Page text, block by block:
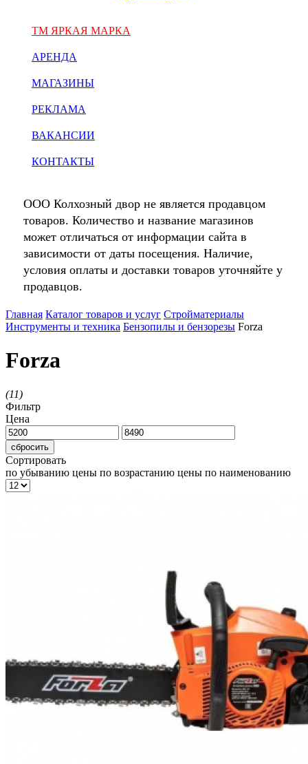
ТМ ЯРКАЯ МАРКА
АРЕНДА
МАГАЗИНЫ
РЕКЛАМА
ВАКАНСИИ
КОНТАКТЫ
ООО Колхозный двор не является продавцом
товаров. Количество и название магазинов
может отличаться от информации сайта в
зависимости от даты посещения. Наличие,
условия оплаты и доставки товаров уточняйте у
продавцов.
Главная Каталог товаров и услуг Стройматериалы
Инструменты и техника Бензопилы и бензорезы Forza
Forza
(11)
Фильтр
Цена
сбросить
Сортировать
по убыванию цены по возрастанию цены по наименованию